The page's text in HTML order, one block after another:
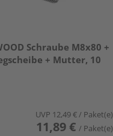
Schraube M8x80 +
+ Mutter, 10
UVP 12,49 €/ Paket(e)
11,89 € / Paket(e)